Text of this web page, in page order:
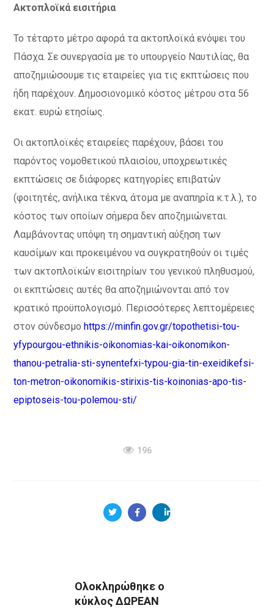
Ακτοπλοϊκά εισιτήρια
Το τέταρτο μέτρο αφορά τα ακτοπλοϊκά ενόψει του
Πάσχα. Σε συνεργασία με το υπουργείο Ναυτιλίας, θα
αποζημιώσουμε τις εταιρείες για τις εκπτώσεις που
ήδη παρέχουν. Δημοσιονομικό κόστος μέτρου στα 56
εκατ. ευρώ ετησίως.
Οι ακτοπλοϊκές εταιρείες παρέχουν, βάσει του
παρόντος νομοθετικού πλαισίου, υποχρεωτικές
εκπτώσεις σε διάφορες κατηγορίες επιβατών
(φοιτητές, ανήλικα τέκνα, άτομα με αναπηρία κ.τ.λ.), το
κόστος των οποίων σήμερα δεν αποζημιώνεται.
Λαμβάνοντας υπόψη τη σημαντική αύξηση των
καυσίμων και προκειμένου να συγκρατηθούν οι τιμές
των ακτοπλοϊκών εισιτηρίων του γενικού πληθυσμού,
οι εκπτώσεις αυτές θα αποζημιώνονται από τον
κρατικό προϋπολογισμό. Περισσότερες λεπτομέρειες
στον σύνδεσμοhttps://minfin.gov.gr/topothetisi-tou-
yfypourgou-ethnikis-oikonomias-kai-oikonomikon-
thanou-petralia-sti-synentefxi-typou-gia-tin-exeidikefsi-
ton-metron-oikonomikis-stirixis-tis-koinonias-apo-tis-
epiptoseis-tou-polemou-sti/
196
Ολοκληρώθηκε ο
κύκλος ΔΩΡΕΑΝ